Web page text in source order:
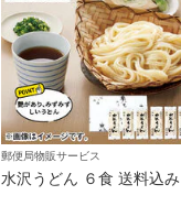
郵便局物販サービス
水沢うどん ６食 送料込み